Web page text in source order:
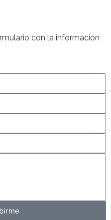
con la información